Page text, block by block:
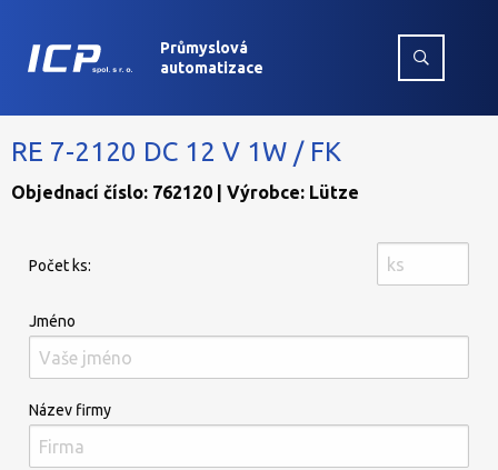
Průmyslová
automatizace
RE 7-2120 DC 12 V 1W / FK
Objednací číslo: 762120 | Výrobce: Lütze
Počet ks:
Jméno
Název firmy